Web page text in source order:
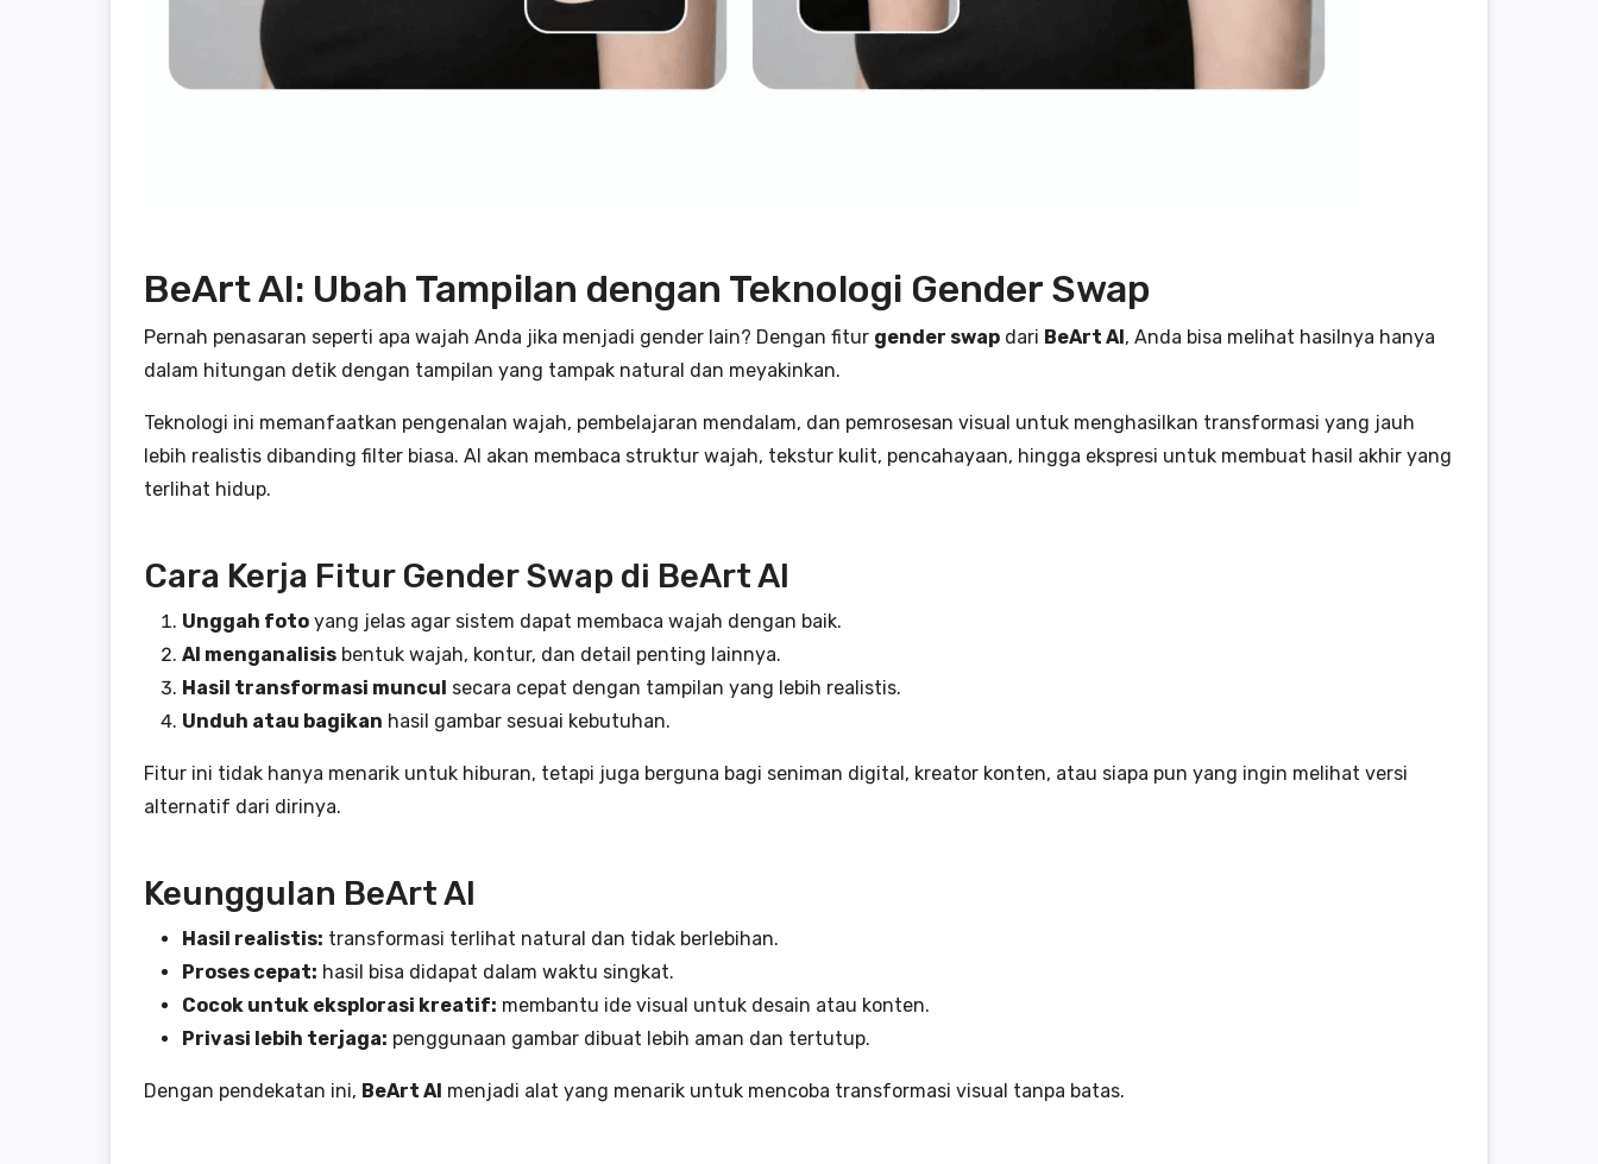
BeArt AI: Ubah Tampilan dengan Teknologi Gender Swap
Pernah penasaran seperti apa wajah Anda jika menjadi gender lain? Dengan fitur gender swap dari BeArt AI, Anda bisa melihat hasilnya hanya
dalam hitungan detik dengan tampilan yang tampak natural dan meyakinkan.
Teknologi ini memanfaatkan pengenalan wajah, pembelajaran mendalam, dan pemrosesan visual untuk menghasilkan transformasi yang jauh
lebih realistis dibanding filter biasa. AI akan membaca struktur wajah, tekstur kulit, pencahayaan, hingga ekspresi untuk membuat hasil akhir yang
terlihat hidup.
Cara Kerja Fitur Gender Swap di BeArt AI
Unggah foto yang jelas agar sistem dapat membaca wajah dengan baik.
AI menganalisis bentuk wajah, kontur, dan detail penting lainnya.
Hasil transformasi muncul secara cepat dengan tampilan yang lebih realistis.
Unduh atau bagikan hasil gambar sesuai kebutuhan.
Fitur ini tidak hanya menarik untuk hiburan, tetapi juga berguna bagi seniman digital, kreator konten, atau siapa pun yang ingin melihat versi
alternatif dari dirinya.
Keunggulan BeArt AI
Hasil realistis: transformasi terlihat natural dan tidak berlebihan.
Proses cepat: hasil bisa didapat dalam waktu singkat.
Cocok untuk eksplorasi kreatif: membantu ide visual untuk desain atau konten.
Privasi lebih terjaga: penggunaan gambar dibuat lebih aman dan tertutup.
Dengan pendekatan ini, BeArt AI menjadi alat yang menarik untuk mencoba transformasi visual tanpa batas.